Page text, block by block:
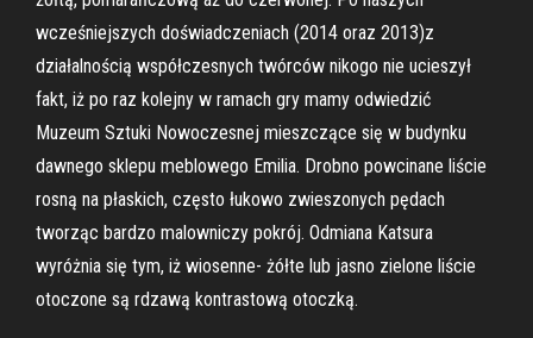
wcześniejszych doświadczeniach (2014 oraz 2013)z
działalnością współczesnych twórców nikogo nie ucieszył
fakt, iż po raz kolejny w ramach gry mamy odwiedzić
Muzeum Sztuki Nowoczesnej mieszczące się w budynku
dawnego sklepu meblowego Emilia. Drobno powcinane liście
rosną na płaskich, często łukowo zwieszonych pędach
tworząc bardzo malowniczy pokrój. Odmiana Katsura
wyróżnia się tym, iż wiosenne- żółte lub jasno zielone liście
otoczone są rdzawą kontrastową otoczką.